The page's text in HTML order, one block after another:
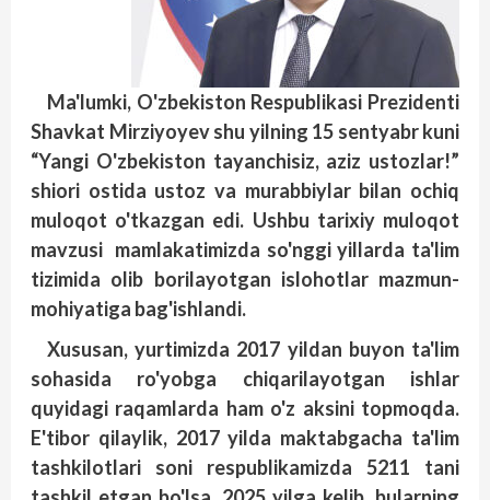
Ma'lumki, O'zbekiston Respublikasi Prezidenti
Shavkat Mirziyoyev shu yilning 15 sentyabr kuni
“Yangi O'zbekiston tayanchisiz, aziz ustozlar!”
shiori ostida ustoz va murabbiylar bilan ochiq
muloqot o'tkazgan edi. Ushbu tarixiy muloqot
mavzusi mamlakatimizda so'nggi yillarda ta'lim
tizimida olib borilayotgan islohotlar mazmun-
mohiyatiga bag'ishlandi.
Xususan, yurtimizda 2017 yildan buyon ta'lim
sohasida ro'yobga chiqarilayotgan ishlar
quyidagi raqamlarda ham o'z aksini topmoqda.
E'tibor qilaylik, 2017 yilda maktabgacha ta'lim
tashkilotlari soni respublikamizda 5211 tani